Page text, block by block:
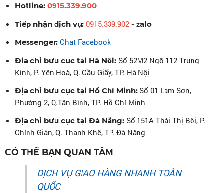
Hotline: 0915.339.900
Tiếp nhận dịch vụ: 0915.339.902 - zalo
Messenger: Chat Facebook
Địa chỉ bưu cục tại Hà Nội: Số 52M2 Ngõ 112 Trung
Kính, P. Yên Hoà, Q. Cầu Giấy, TP. Hà Nội
Địa chỉ bưu cục tại Hồ Chí Minh: Số 01 Lam Sơn,
Phường 2, Q.Tân Bình, TP. Hồ Chí Minh
Địa chỉ bưu cục tại Đà Nẵng: Số 151A Thái Thị Bôi, P.
Chính Gián, Q. Thanh Khê, TP. Đà Nẵng
CÓ THỂ BẠN QUAN TÂM
DỊCH VỤ GIAO HÀNG NHANH TOÀN
QUỐC